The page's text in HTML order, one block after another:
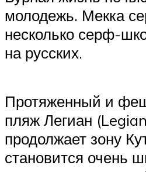
молодежь. Мекка
несколько серф-
на русских.
Протяженный и
пляж Легиан
продолжает зону
становится очень